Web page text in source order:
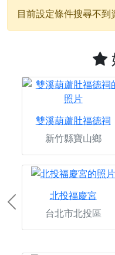
目前設定條件搜尋不到
雙溪葫蘆肚福德祠
新竹縣寶山鄉
北投福慶宮
台北市北投區
Previous